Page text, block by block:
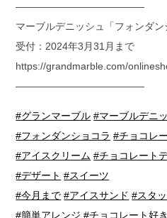
—————————————
マーブルデニッシュ「フォンダン
受付：2024年3月31月まで
https://grandmarble.com/
—————————————
#グランマーブル #マーブルデニ
#フォンダンショコラ #チョコレ
#アイスクリーム #チョコレート
#デザート #スイーツ
#今月まで #アイスサンド #スタ
#簡単アレンジ #チョコレート好き